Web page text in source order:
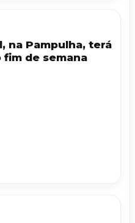
na Pampulha, terá
fim de semana